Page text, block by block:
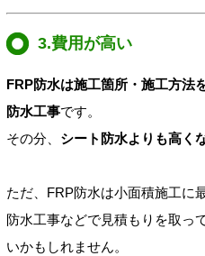
3.費用が高い
FRP防水は施工箇所・施工方法
防水工事です。
その分、 シート防水よりも高く
ただ、FRP防水は小面積施工に
防水工事などで見積もりを取っ
いかもしれません。